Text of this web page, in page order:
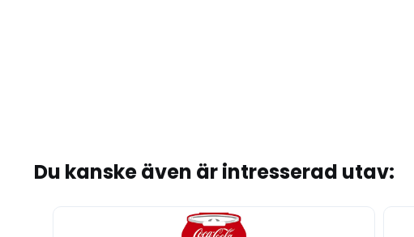
Du kanske även är intresserad utav: